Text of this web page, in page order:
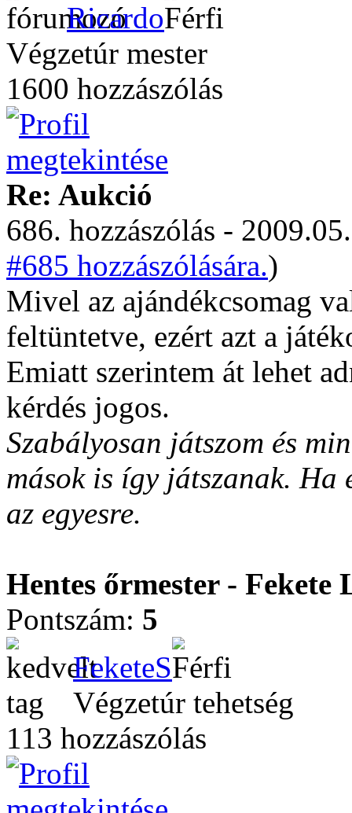
Ricardo
Végzetúr mester
1600 hozzászólás
Re: Aukció
686. hozzászólás -
#685 hozzászólására.)
Mivel az ajándékcsomag
feltüntetve, ezért azt a
Emiatt szerintem át lehet
kérdés jogos.
Szabályosan játszom és
mások is így játszanak. Ha
az egyesre.
Hentes őrmester - Fekete
Pontszám: 5
FeketeS
Végzetúr tehetség
113 hozzászólás